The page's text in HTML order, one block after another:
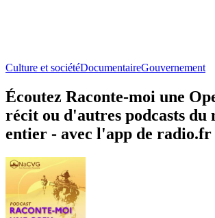
Culture et sociétéDocumentaireGouvernement
Écoutez Raconte-moi une
récit ou d'autres podcasts du
entier - avec l'app de radio.fr